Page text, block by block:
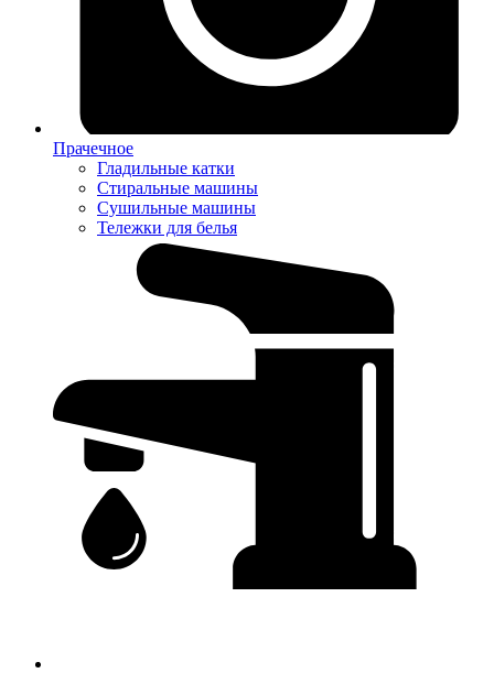
Прачечное
Гладильные катки
Стиральные машины
Сушильные машины
Тележки для белья